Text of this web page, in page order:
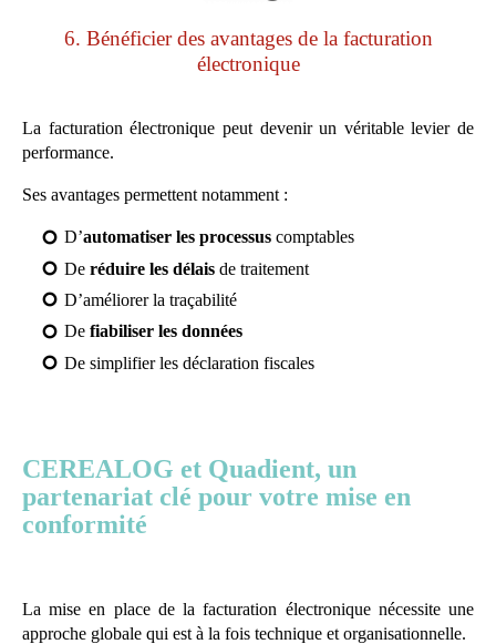
6. Bénéficier des avantages de la facturation
électronique
La facturation électronique peut devenir un véritable levier de
performance.
Ses avantages permettent notamment :
D’automatiser les processus comptables
De réduire les délais de traitement
D’améliorer la traçabilité
De fiabiliser les données
De simplifier les déclaration fiscales
CEREALOG et Quadient, un
partenariat clé pour votre mise en
conformité
La mise en place de la facturation électronique nécessite une
approche globale qui est à la fois technique et organisationnelle.